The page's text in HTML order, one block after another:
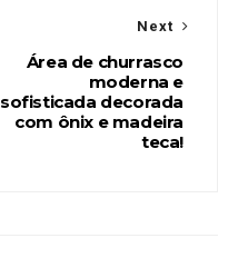
Next
Área de churrasco
moderna e
sofisticada decorada
com ônix e madeira
teca!